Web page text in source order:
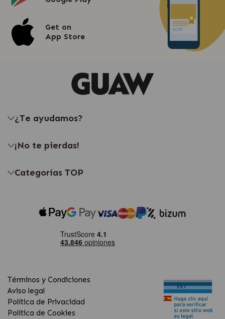
Get on
App Store
¿Te ayudamos?
¡No te pierdas!
Categorías TOP
Términos y Condiciones
Aviso legal
Política de Privacidad
Política de Cookies